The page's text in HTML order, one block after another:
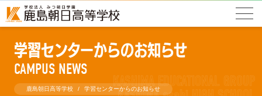
学習センターからのお知らせ
CAMPUS NEWS
鹿島朝日高等学校 学習センターからのお知らせ